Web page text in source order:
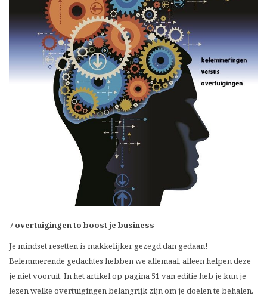
7 overtuigingen to boost je business
Je mindset resetten is makkelijker gezegd dan gedaan!
Belemmerende gedachtes hebben we allemaal, alleen helpen deze
je niet vooruit. In het artikel op pagina 51 van editie heb je kun je
lezen welke overtuigingen belangrijk zijn om je doelen te behalen.